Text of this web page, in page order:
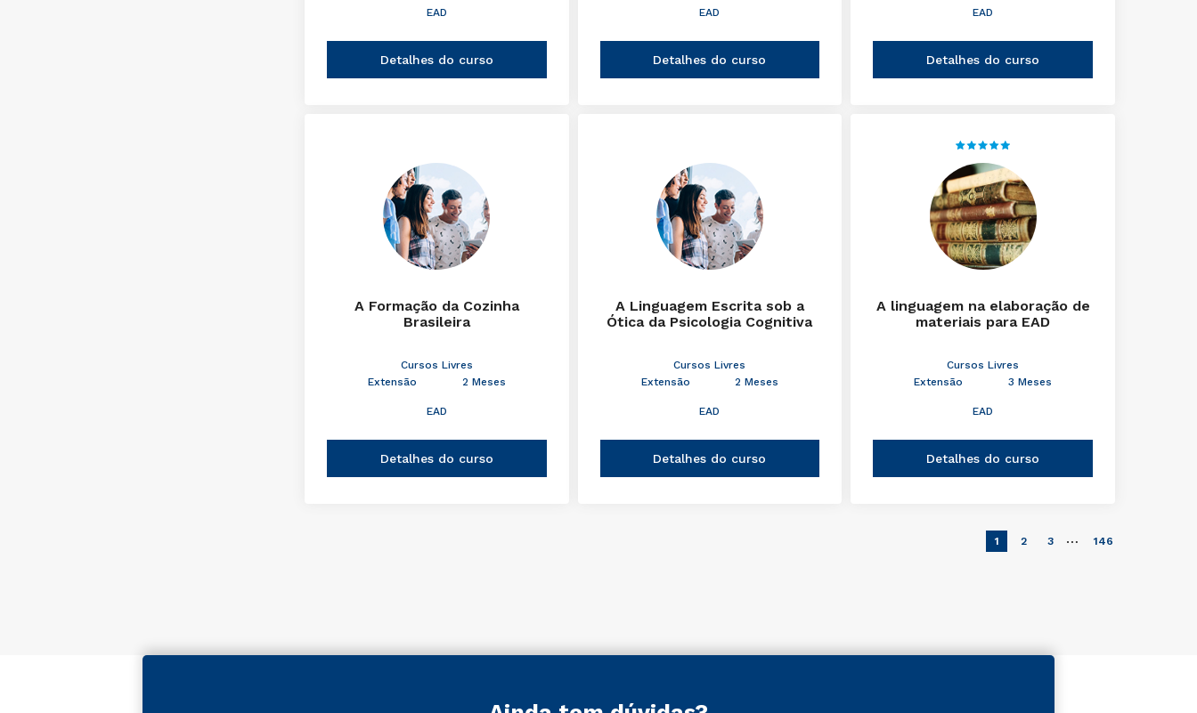
EAD
Detalhes do curso
EAD
Detalhes do curso
EAD
Detalhes do curso
A Formação da Cozinha
Brasileira
Cursos Livres
Extensão
2 Meses
EAD
Detalhes do curso
A Linguagem Escrita sob a
Ótica da Psicologia Cognitiva
Cursos Livres
Extensão
2 Meses
EAD
Detalhes do curso
A linguagem na elaboração de
materiais para EAD
Cursos Livres
Extensão
3 Meses
EAD
Detalhes do curso
1 2 3 … 146